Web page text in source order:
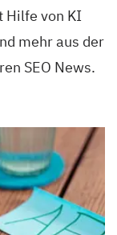
Hilfe von KI
mehr aus der
SEO News.